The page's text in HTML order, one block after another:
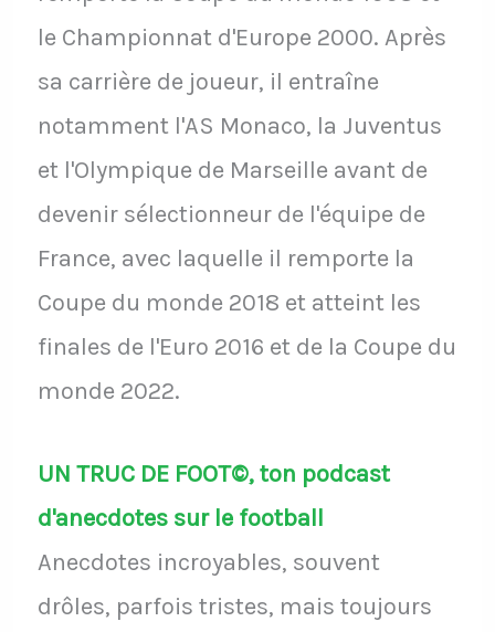
le Championnat d'Europe 2000. Après
sa carrière de joueur, il entraîne
notamment l'AS Monaco, la Juventus
et l'Olympique de Marseille avant de
devenir sélectionneur de l'équipe de
France, avec laquelle il remporte la
Coupe du monde 2018 et atteint les
finales de l'Euro 2016 et de la Coupe du
monde 2022.
UN TRUC DE FOOT©, ton podcast
d'anecdotes sur le football
Anecdotes incroyables, souvent
drôles, parfois tristes, mais toujours